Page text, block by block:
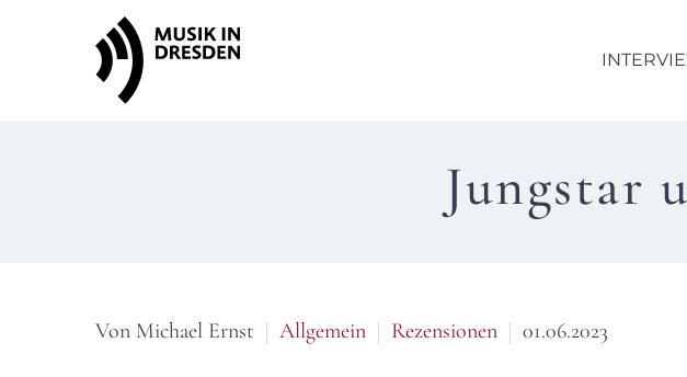
Jungstar
Von Michael Ernst Allgemein Rezensionen 01.06.2023